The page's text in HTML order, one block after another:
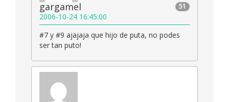
51
gargamel
2006-10-24 16:45:00
#7 y #9 ajajaja que hijo de puta, no podes
ser tan puto!